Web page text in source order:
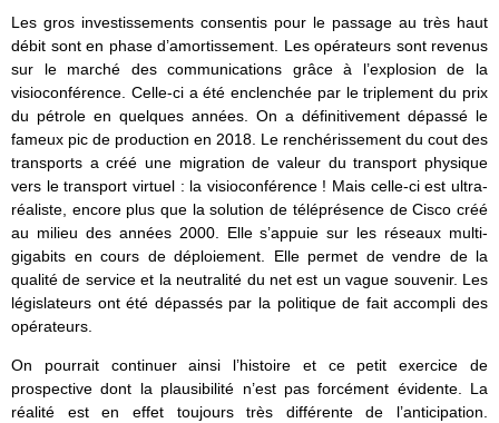
Les gros investissements consentis pour le passage au très haut
débit sont en phase d’amortissement. Les opérateurs sont revenus
sur le marché des communications grâce à l’explosion de la
visioconférence. Celle-ci a été enclenchée par le triplement du prix
du pétrole en quelques années. On a définitivement dépassé le
fameux pic de production en 2018. Le renchérissement du cout des
transports a créé une migration de valeur du transport physique
vers le transport virtuel : la visioconférence ! Mais celle-ci est ultra-
réaliste, encore plus que la solution de téléprésence de Cisco créé
au milieu des années 2000. Elle s’appuie sur les réseaux multi-
gigabits en cours de déploiement. Elle permet de vendre de la
qualité de service et la neutralité du net est un vague souvenir. Les
législateurs ont été dépassés par la politique de fait accompli des
opérateurs.
On pourrait continuer ainsi l’histoire et ce petit exercice de
prospective dont la plausibilité n’est pas forcément évidente. La
réalité est en effet toujours très différente de l’anticipation.